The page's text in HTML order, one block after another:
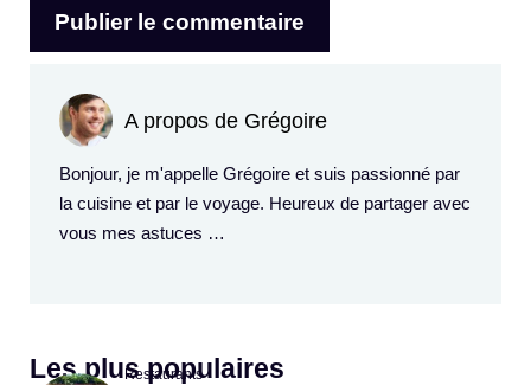
A propos de Grégoire
Bonjour, je m'appelle Grégoire et suis passionné par
la cuisine et par le voyage. Heureux de partager avec
vous mes astuces …
Les plus populaires
Restaurants